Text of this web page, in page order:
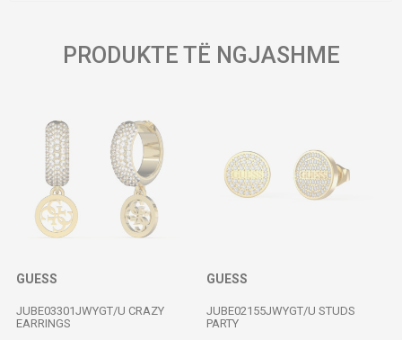
PRODUKTE TË NGJASHME
GUESS
JUBE03301JWYGT/U CRAZY
EARRINGS
GUESS
JUBE02155JWYGT/U STUDS
PARTY